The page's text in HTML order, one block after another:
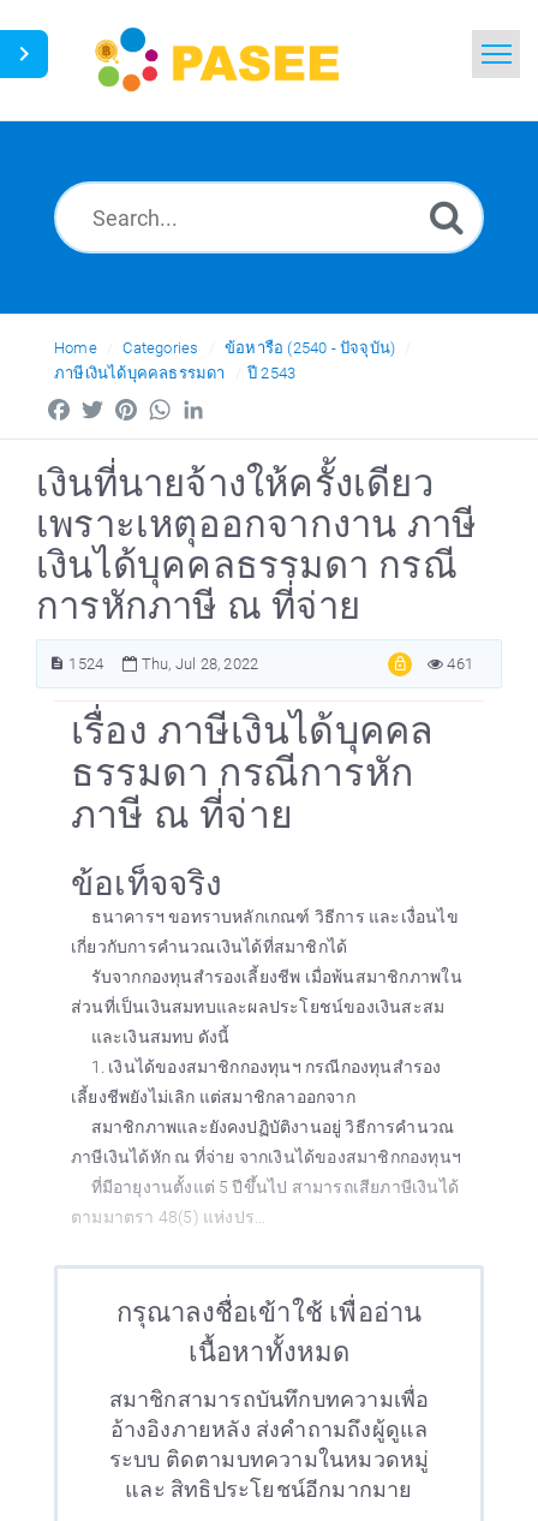
News
Ask a Question
Home Categories
ข้อหารือ (2540 - ปัจจุบัน)
ภาษีเงินได้บุคคลธรรมดา
ปี 2543
FacebookTwitterPinterestWhatsApp
เงินที่นายจ้างให้ครั้งเดียว
เพราะเหตุออกจากงาน ภาษี
เงินได้บุคคลธรรมดา กรณี
การหักภาษี ณ ที่จ่าย
1524 Thu, Jul 28, 2022 461
เรื่อง ภาษีเงินได้บุคคล
ธรรมดา กรณีการหัก
ภาษี ณ ที่จ่าย
ข้อเท็จจริง
ธนาคารฯ ขอทราบหลักเกณฑ์ วิธีการ และเงื่อนไข
เกี่ยวกับการคำนวณเงินได้ที่สมาชิกได้
รับจากกองทุนสำรองเลี้ยงชีพ เมื่อพ้นสมาชิกภาพใน
ส่วนที่เป็นเงินสมทบและผลประโยชน์ของเงินสะสม
และเงินสมทบ ดังนี้
1. เงินได้ของสมาชิกกองทุนฯ กรณีกองทุนสำรอง
เลี้ยงชีพยังไม่เลิก แต่สมาชิกลาออกจาก
สมาชิกภาพและยังคงปฏิบัติงานอยู่ วิธีการคำนวณ
ภาษีเงินได้หัก ณ ที่จ่าย จากเงินได้ของสมาชิกกองทุนฯ
ที่มีอายุงานตั้งแต่ 5 ปีขึ้นไป สามารถเสียภาษีเงินได้
ตามมาตรา 48(5) แห่งปร...
กรุณาลงชื่อเข้าใช้ เพื่ออ่าน
เนื้อหาทั้งหมด
สมาชิกสามารถบันทึกบทความเพื่อ
อ้างอิงภายหลัง ส่งคำถามถึงผู้ดูแล
ระบบ ติดตามบทความในหมวดหมู่
และ สิทธิประโยชน์อีกมากมาย